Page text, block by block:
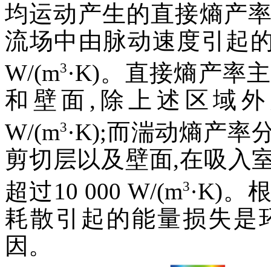
均运动产生的直接熵产
流场中由脉动速度引起
W/(m3·K)。直接熵产率
和壁面,除上述区域
W/(m3·K);而湍动熵产率
剪切层以及壁面,在吸入
超过10 000 W/(m3·K)。
耗散引起的能量损失是
因。